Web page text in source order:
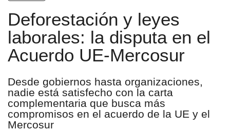
Futuros
Soberanas
Oligarquía
Despacio Sonoro
Deforestación y leyes
laborales: la disputa en el
Acuerdo UE-Mercosur
Desde gobiernos hasta organizaciones,
nadie está satisfecho con la carta
complementaria que busca más
compromisos en el acuerdo de la UE y el
Mercosur